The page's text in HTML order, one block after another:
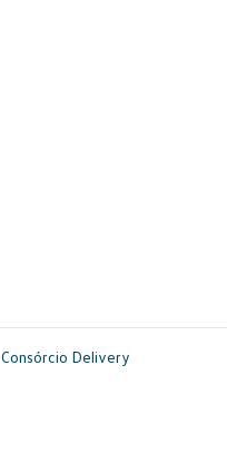
Consórcio Delivery